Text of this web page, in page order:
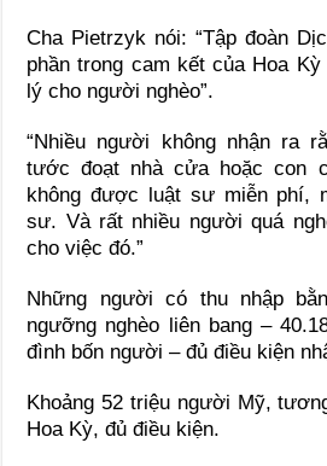
Cha Pietrzyk nói: “Tập đoàn
phần trong cam kết của Hoa
lý cho người nghèo”.
“Nhiều người không nhận ra
tước đoạt nhà cửa hoặc con
không được luật sư miễn phí,
sư. Và rất nhiều người quá
cho việc đó.”
Những người có thu nhập
ngưỡng nghèo liên bang –
đình bốn người – đủ điều kiện
Khoảng 52 triệu người Mỹ,
Hoa Kỳ, đủ điều kiện.